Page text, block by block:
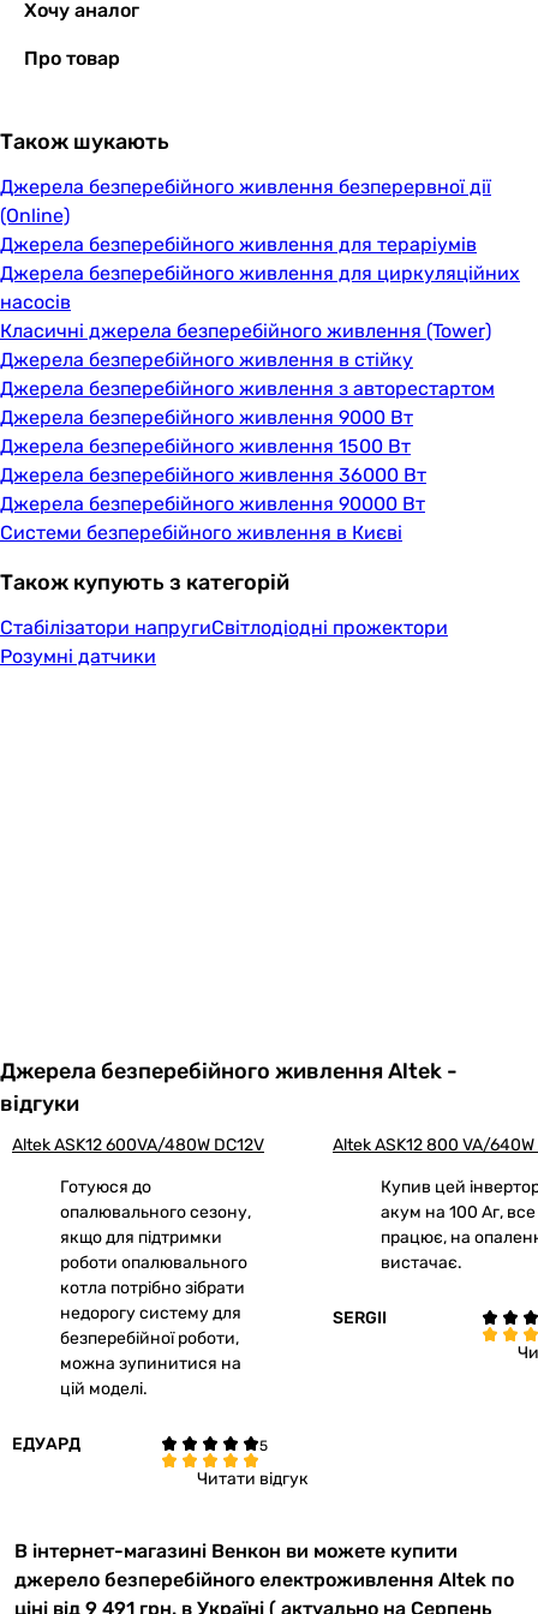
Хочу аналог
Про товар
Також шукають
Джерела безперебійного живлення безперервної дії
(Online)
Джерела безперебійного живлення для тераріумів
Джерела безперебійного живлення для циркуляційних
насосів
Класичні джерела безперебійного живлення (Tower)
Джерела безперебійного живлення в стійку
Джерела безперебійного живлення з авторестартом
Джерела безперебійного живлення 9000 Вт
Джерела безперебійного живлення 1500 Вт
Джерела безперебійного живлення 36000 Вт
Джерела безперебійного живлення 90000 Вт
Системи безперебійного живлення в Києві
Також купують з категорій
Стабілізатори напругиСвітлодіодні прожектори
Розумні датчики
В інтернет-магазині Венкон ви можете купити
джерело безперебійного електроживлення Altek по
ціні від 9 491 грн. в Україні ( актуально на Серпень
Джерела безперебійного живлення Altek -
відгуки
Altek ASK12 600VA/480W DC12V
Готуюся до
опалювального сезону,
якщо для підтримки
роботи опалювального
котла потрібно зібрати
недорогу систему для
безперебійної роботи,
можна зупинитися на
цій моделі.
ЕДУАРД
Читати відгук
Altek ASK12 800 VA/640W
Купив цей
акум на 100 Аг, все
працює, на
вистачає.
SERGII